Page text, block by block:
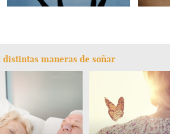
maneras de soñar